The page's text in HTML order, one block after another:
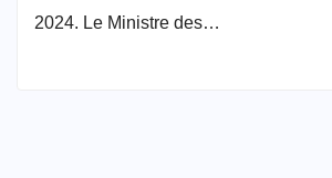
2024. Le Ministre des…